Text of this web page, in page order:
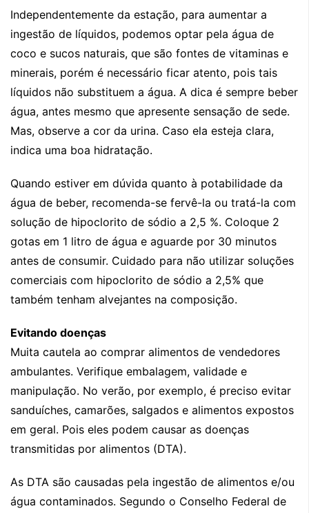
Independentemente da estação, para aumentar a
ingestão de líquidos, podemos optar pela água de
coco e sucos naturais, que são fontes de vitaminas e
minerais, porém é necessário ficar atento, pois tais
líquidos não substituem a água. A dica é sempre beber
água, antes mesmo que apresente sensação de sede.
Mas, observe a cor da urina. Caso ela esteja clara,
indica uma boa hidratação.
Quando estiver em dúvida quanto à potabilidade da
água de beber, recomenda-se fervê-la ou tratá-la com
solução de hipoclorito de sódio a 2,5 %. Coloque 2
gotas em 1 litro de água e aguarde por 30 minutos
antes de consumir. Cuidado para não utilizar soluções
comerciais com hipoclorito de sódio a 2,5% que
também tenham alvejantes na composição.
Evitando doenças
Muita cautela ao comprar alimentos de vendedores
ambulantes. Verifique embalagem, validade e
manipulação. No verão, por exemplo, é preciso evitar
sanduíches, camarões, salgados e alimentos expostos
em geral. Pois eles podem causar as doenças
transmitidas por alimentos (DTA).
As DTA são causadas pela ingestão de alimentos e/ou
água contaminados. Segundo o Conselho Federal de